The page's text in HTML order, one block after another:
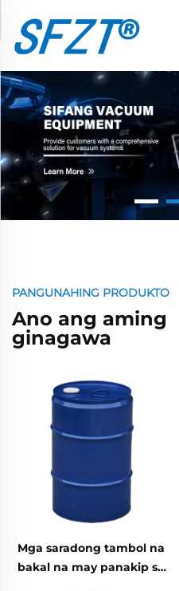
PANGUNAHING PRODUKTO
Ano ang aming
ginagawa
Mga saradong tambol na
bakal na may panakip sa